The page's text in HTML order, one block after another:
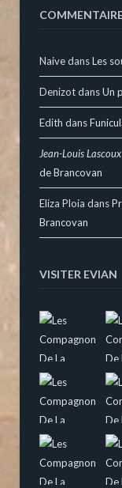
NaivedansLes
DenizotdansUn
Edith dans
Jean-Louis Lascoux
de Brancovan
Eliza Ploia dans
Brancovan
VISITER EVIAN